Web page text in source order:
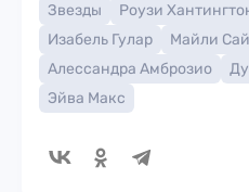
Звезды Роузи
Изабель Гулар
Майли
Алессандра Амброзио
Эйва Макс